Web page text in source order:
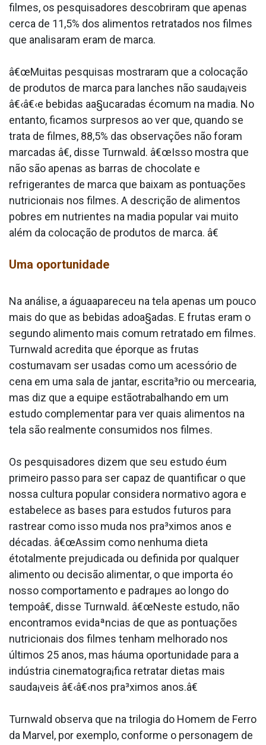
filmes, os pesquisadores descobriram que apenas
cerca de 11,5% dos alimentos retratados nos filmes
que analisaram eram de marca.
â€œMuitas pesquisas mostraram que a colocação
de produtos de marca para lanches não sauda¡veis
â€‹â€‹e bebidas aa§ucaradas écomum na ma­dia. No
entanto, ficamos surpresos ao ver que, quando se
trata de filmes, 88,5% das observações não foram
marcadas â€, disse Turnwald. â€œIsso mostra que
não são apenas as barras de chocolate e
refrigerantes de marca que baixam as pontuações
nutricionais nos filmes. A descrição de alimentos
pobres em nutrientes na ma­dia popular vai muito
além da colocação de produtos de marca. â€
Uma oportunidade
Na análise, a águaapareceu na tela apenas um pouco
mais do que as bebidas adoa§adas. E frutas eram o
segundo alimento mais comum retratado em filmes.
Turnwald acredita que éporque as frutas
costumavam ser usadas como um acessório de
cena em uma sala de jantar, escrita³rio ou mercearia,
mas diz que a equipe estãotrabalhando em um
estudo complementar para ver quais alimentos na
tela são realmente consumidos nos filmes.
Os pesquisadores dizem que seu estudo éum
primeiro passo para ser capaz de quantificar o que
nossa cultura popular considera normativo agora e
estabelece as bases para estudos futuros para
rastrear como isso muda nos pra³ximos anos e
décadas. â€œAssim como nenhuma dieta
étotalmente prejudicada ou definida por qualquer
alimento ou decisão alimentar, o que importa éo
nosso comportamento e padraµes ao longo do
tempoâ€, disse Turnwald. â€œNeste estudo, não
encontramos evidaªncias de que as pontuações
nutricionais dos filmes tenham melhorado nos
últimos 25 anos, mas háuma oportunidade para a
indústria cinematogra¡fica retratar dietas mais
sauda¡veis â€‹â€‹nos pra³ximos anos.â€
Turnwald observa que na trilogia do Homem de Ferro
da Marvel, por exemplo, conforme o personagem de